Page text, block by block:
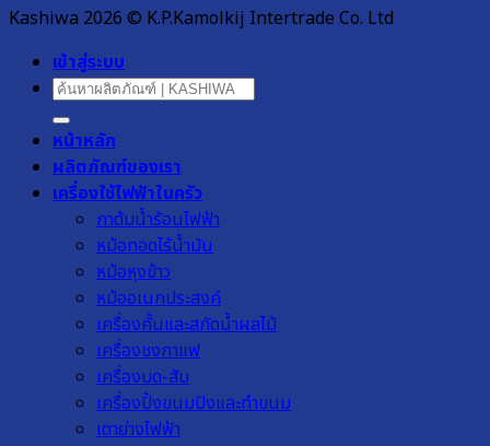
Kashiwa 2026 © K.P.Kamolkij Intertrade Co. Ltd
เข้าสู่ระบบ
ค้นหา:
หน้าหลัก
ผลิตภัณฑ์ของเรา
เครื่องใช้ไฟฟ้าในครัว
กาต้มน้ำร้อนไฟฟ้า
หม้อทอดไร้น้ำมัน
หม้อหุงข้าว
หม้ออเนกประสงค์
เครื่องคั้นและสกัดน้ำผลไม้
เครื่องชงกาแฟ
เครื่องบด-สับ
เครื่องปิ้งขนมปังและทำขนม
เตาย่างไฟฟ้า